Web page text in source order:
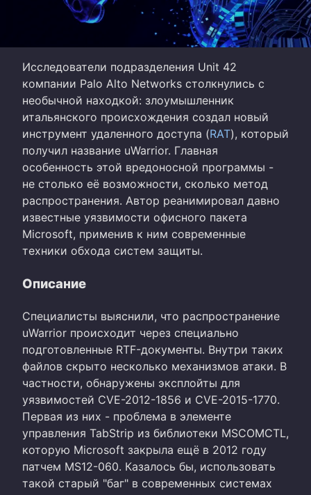
Исследователи подразделения Unit 42
компании Palo Alto Networks столкнулись с
необычной находкой: злоумышленник
итальянского происхождения создал новый
инструмент удаленного доступа (RAT), который
получил название uWarrior. Главная
особенность этой вредоносной программы -
не столько её возможности, сколько метод
распространения. Автор реанимировал давно
известные уязвимости офисного пакета
Microsoft, применив к ним современные
техники обхода систем защиты.
Описание
Специалисты выяснили, что распространение
uWarrior происходит через специально
подготовленные RTF-документы. Внутри таких
файлов скрыто несколько механизмов атаки. В
частности, обнаружены эксплойты для
уязвимостей CVE-2012-1856 и CVE-2015-1770.
Первая из них - проблема в элементе
управления TabStrip из библиотеки MSCOMCTL,
которую Microsoft закрыла ещё в 2012 году
патчем MS12-060. Казалось бы, использовать
такой старый "баг" в современных системах